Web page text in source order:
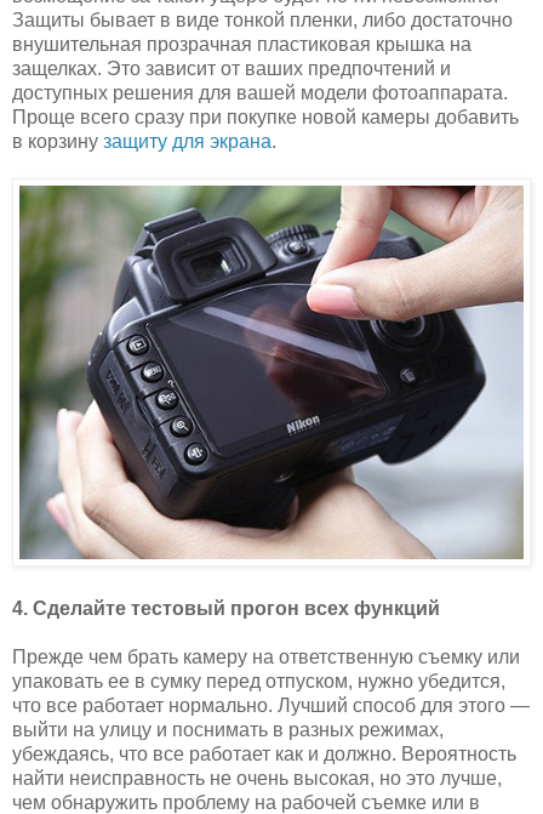
Защиты бывает в виде тонкой пленки, либо достаточно
внушительная прозрачная пластиковая крышка на
защелках. Это зависит от ваших предпочтений и
доступных решения для вашей модели фотоаппарата.
Проще всего сразу при покупке новой камеры добавить
в корзину защиту для экрана.
4. Сделайте тестовый прогон всех функций
Прежде чем брать камеру на ответственную съемку или
упаковать ее в сумку перед отпуском, нужно убедится,
что все работает нормально. Лучший способ для этого —
выйти на улицу и поснимать в разных режимах,
убеждаясь, что все работает как и должно. Вероятность
найти неисправность не очень высокая, но это лучше,
чем обнаружить проблему на рабочей съемке или в